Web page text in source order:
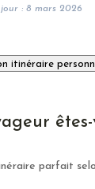
: 8 mars 2026
itinéraire
parfait